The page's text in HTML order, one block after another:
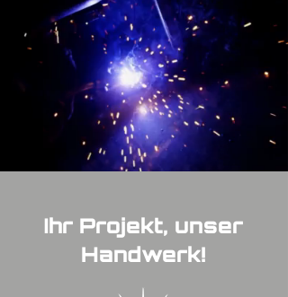
Ihr Projekt, unser
Handwerk!